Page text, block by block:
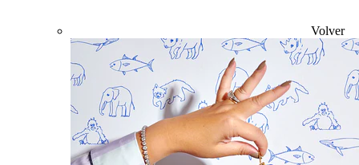
Volver